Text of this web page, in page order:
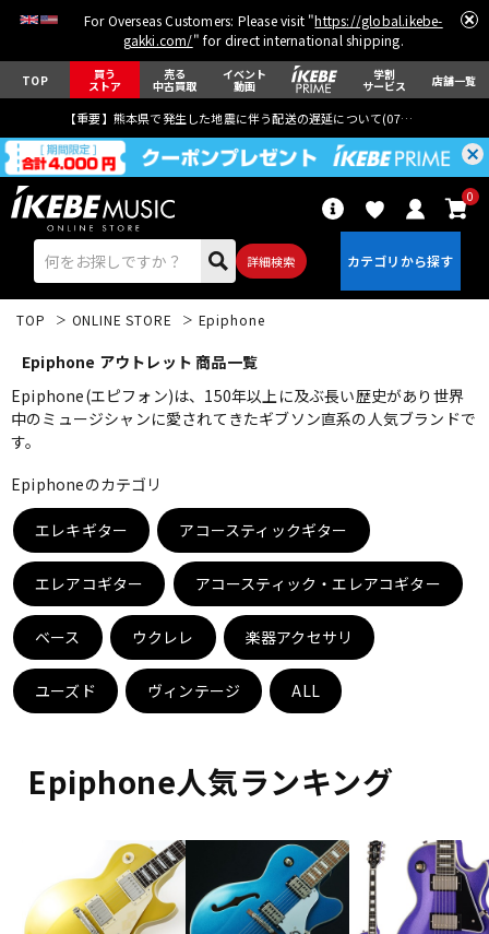
For Overseas Customers: Please visit "https://global.ikebe-
gakki.com/" for direct international shipping.
TOP 買う
ストア
売る
中古買取
イベント
動画
学割
サービス 店舗一覧
【重要】熊本県で発生した地震に伴う配送の遅延について(07月29日
詳細検索
0
ベース ウクレレ
キーボード 電子ピアノ
エフェクター
DJ機器 DTM
TOP ONLINE STORE Epiphone
Epiphone アウトレット 商品一覧
Epiphone(エピフォン)は、150年以上に及ぶ長い歴史があり世界
中のミュージシャンに愛されてきたギブソン直系の人気ブランドで
す。
Epiphoneのカテゴリ
エレキギター アコースティックギター
エレアコギター アコースティック・エレアコギター
ベース ウクレレ 楽器アクセサリ
ユーズド ヴィンテージ ALL
Epiphone人気ランキング